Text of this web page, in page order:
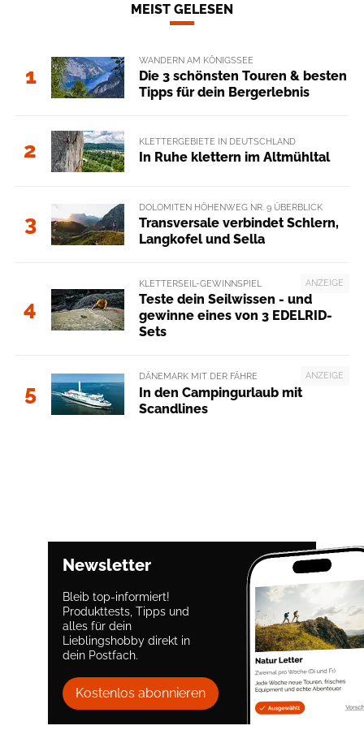
MEIST GELESEN
1
WANDERN AM KÖNIGSSEE
Die 3 schönsten Touren & besten
Tipps für dein Bergerlebnis
2 KLETTERGEBIETE IN DEUTSCHLAND
In Ruhe klettern im Altmühltal
3
DOLOMITEN HÖHENWEG NR. 9 ÜBERBLICK
Transversale verbindet Schlern,
Langkofel und Sella
4
ANZEIGE
KLETTERSEIL-GEWINNSPIEL
Teste dein Seilwissen - und
gewinne eines von 3 EDELRID-
Sets
5
ANZEIGE
DÄNEMARK MIT DER FÄHRE
In den Campingurlaub mit
Scandlines
Newsletter
Bleib top-informiert!
Produkttests, Tipps und
alles für dein
Lieblingshobby direkt in
dein Postfach.
Kostenlos abonnieren